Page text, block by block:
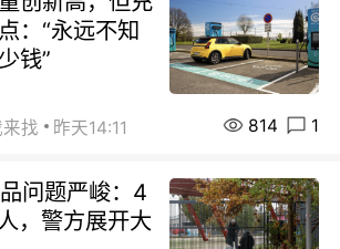
：“永远不知
钱”
找 昨天14:11 814 1
问题严峻：4
，警方展开大